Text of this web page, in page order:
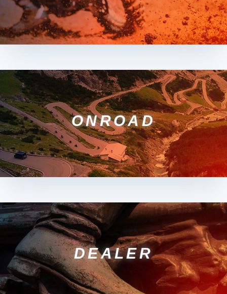
ONROAD
DEALER